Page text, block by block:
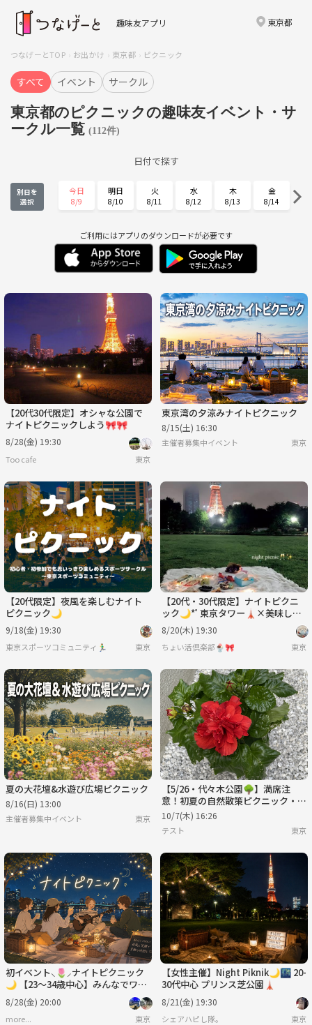
趣味友アプリ 東京都
つなげーとTOP お出かけ 東京都 ピクニック
すべて イベント サークル
東京都のピクニックの趣味友イベント・サ
ークル一覧 (112件)
日付で探す
別日を
選択
今日
8/9
明日
8/10
火
8/11
水
8/12
木
8/13
金
8/14
8/15 8/16 8/17 8/18 8/19
金
8/21
土
8/22
月
8/24
火
8/25
8/28 8/29 8/30 8/31 9/1
水 木
9/3
土
9/5
日
9/6
月
9/7
ご利用にはアプリのダウンロードが必要です
【20代30代限定】オシャな公園で
ナイトピクニックしよう🎀🎀
8/28(金) 19:30
Too cafe 東京
東京湾の夕涼みナイトピクニック
8/15(土) 16:30
主催者募集中イベント 東京
【20代限定】夜風を楽しむナイト
ピクニック🌙
9/18(金) 19:30
東京スポーツコミュニティ🏃‍♂️ 東京
【20代・30代限定】ナイトピクニ
ック🌙*ﾟ東京タワー🗼×美味しい
パンを食べながらお話しましょ🍞
🥐
8/20(木) 19:30
ちょい活倶楽部🍨🎀 東京
夏の大花壇&水遊び広場ピクニック
8/16(日) 13:00
主催者募集中イベント 東京
【5/26・代々木公園🌳】満席注
意！初夏の自然散策ピクニック・友
活チャレンジ✨
10/7(木) 16:26
テスト 東京
初イベント⸜🌷︎⸝‍ナイトピクニック
🌙 【23～34歳中心】みんなでワイ
ワイ楽しもう🧺💫
8/28(金) 20:00
more... 東京
【女性主催】Night Piknik🌙🌃 20-
30代中心 プリンス芝公園🗼
8/21(金) 19:30
シェアハピし隊。 東京